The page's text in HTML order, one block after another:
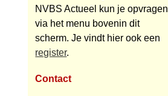
NVBS Actueel kun je opvragen
via het menu bovenin dit
scherm. Je vindt hier ook een
register.
Contact